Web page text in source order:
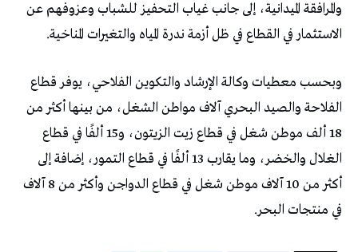
والمرافقة الميدانية، إلى جانب غياب التحفيز للشباب وعزوفهم عن
الاستثمار في القطاع في ظل أزمة ندرة المياه والتغيرات المناخية.
وبحسب معطيات وكالة الإرشاد والتكوين الفلاحي، يوفر قطاع
الفلاحة والصيد البحري آلاف مواطن الشغل، من بينها أكثر من
18 ألف موطن شغل في قطاع زيت الزيتون، و15 ألفًا في قطاع
الغلال والخضر، وما يقارب 13 ألفًا في قطاع التمور، إضافة إلى
أكثر من 10 آلاف موطن شغل في قطاع الدواجن وأكثر من 8 آلاف
في منتجات البحر.